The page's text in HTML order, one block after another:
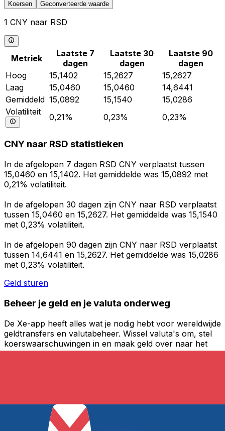
Koersen Geconverteerde waarde
1 CNY naar RSD
Metriek
Laatste 7
dagen
Laatste 30
dagen
Laatste 90
dagen
Hoog
15,1402 15,2627
15,2627
Laag
15,0460 15,0460
14,6441
Gemiddeld 15,0892 15,1540
15,0286
Volatiliteit
0,21% 0,23% 0,23%
CNY naar RSD statistieken
In de afgelopen 7 dagen RSD CNY verplaatst tussen
15,0460 en 15,1402. Het gemiddelde was 15,0892 met
0,21% volatiliteit.
In de afgelopen 30 dagen zijn CNY naar RSD verplaatst
tussen 15,0460 en 15,2627. Het gemiddelde was 15,1540
met 0,23% volatiliteit.
In de afgelopen 90 dagen zijn CNY naar RSD verplaatst
tussen 14,6441 en 15,2627. Het gemiddelde was 15,0286
met 0,23% volatiliteit.
Geld sturen
Beheer je geld en je valuta onderweg
De Xe-app heeft alles wat je nodig hebt voor wereldwijde
geldtransfers en valutabeheer. Wissel valuta's om, stel
koerswaarschuwingen in en maak geld over naar het
buitenland zonder verborgen kosten. Download